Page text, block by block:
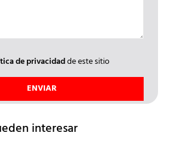
de privacidadde este sitio
interesar